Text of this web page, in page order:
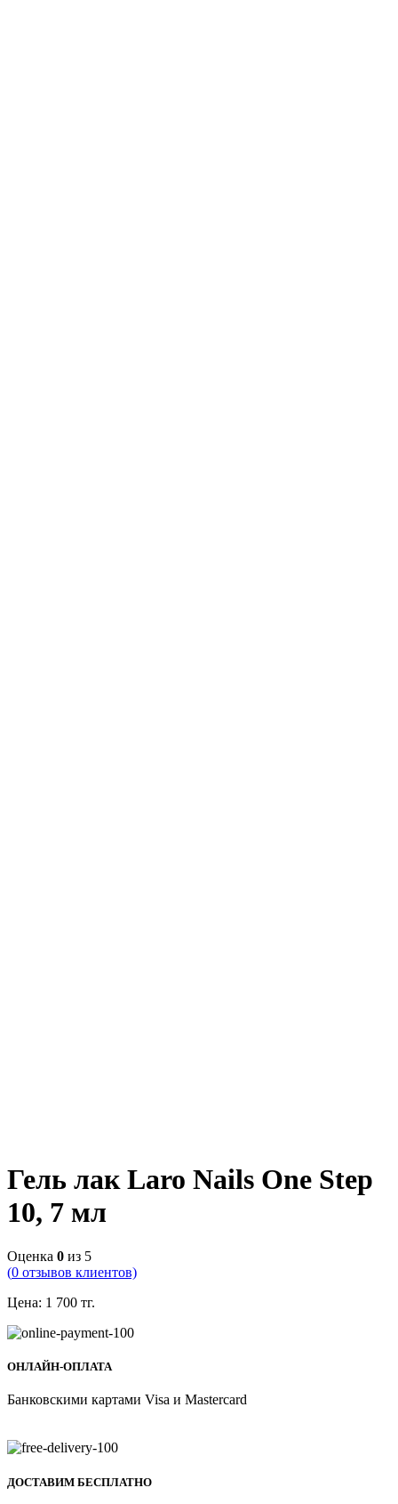
Гель лак Laro Nails One Step
10, 7 мл
Оценка 0 из 5
(0 отзывов клиентов)
Цена: 1 700 тг.
ОНЛАЙН-ОПЛАТА
Банковскими картами Visa и Mastercard
ДОСТАВИМ БЕСПЛАТНО